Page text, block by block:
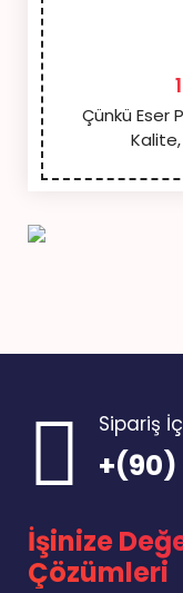
Çünkü Eser
Sipariş
+(90)
İşinize
Çözümleri